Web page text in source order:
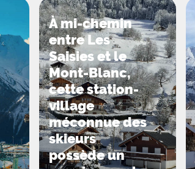
À mi-chemin
entre Les
Saisies et le
Mont-Blanc,
cette station-
village
méconnue des
skieurs
possède un